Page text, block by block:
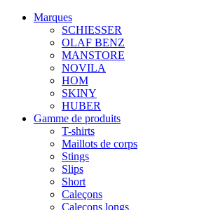
Marques
SCHIESSER
OLAF BENZ
MANSTORE
NOVILA
HOM
SKINY
HUBER
Gamme de produits
T-shirts
Maillots de corps
Stings
Slips
Short
Caleçons
Caleçons longs